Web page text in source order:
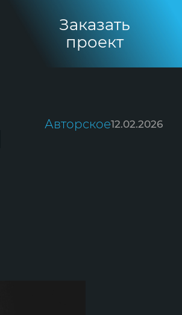
Заказать
проект
Авторское12.02.2026